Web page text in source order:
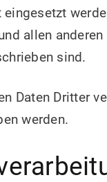
allen
sind.
Daten Dritter
werden.